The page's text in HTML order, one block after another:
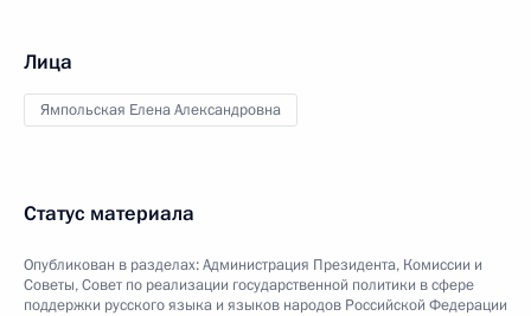
Лица
Ямпольская Елена Александровна
Статус материала
Опубликован в разделах:Администрация Президента, Комиссии и
Советы,Совет по реализации государственной политики в сфере
поддержки русского языка и языков народов Российской Федерации